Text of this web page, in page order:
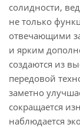
солидности,
не только
отвечающими
и ярким
создаются из
передовой
заметно
сокращается
наблюдается